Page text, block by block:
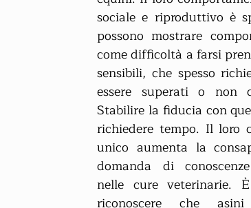
sociale e riproduttivo è
possono mostrare
come difficoltà a farsi
sensibili, che spesso
essere superati o non
Stabilire la fiducia con
richiedere tempo. Il loro
unico aumenta la
domanda di
nelle cure veterinarie.
riconoscere che